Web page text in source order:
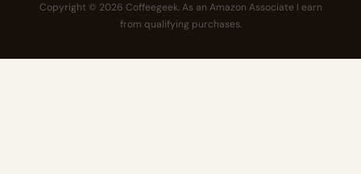
Copyright © 2026 Coffeegeek. As an Amazon Associate I earn
from qualifying purchases.